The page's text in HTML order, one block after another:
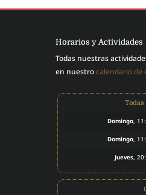
Horarios y Actividades
Todas nuestras
en nuestrocalendario de
Todas
Domingo,
Domingo,
Jueves,